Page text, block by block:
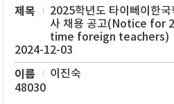
제목
2025학년도 타이뻬이한국
사 채용 공고(Notice for
time foreign teachers)
2024-12-03
이름 이진숙
48030